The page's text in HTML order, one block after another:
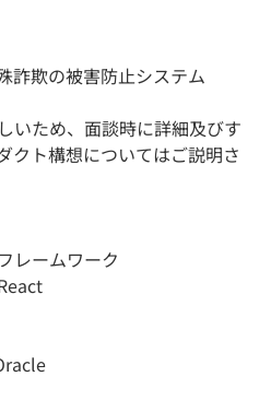
詐欺の被害防止システム
いため、面談時に詳細及びす
クト構想についてはご説明さ
レームワーク